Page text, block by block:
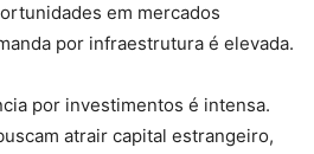
em mercados
por infraestrutura é elevada.
por investimentos é intensa.
atrair capital estrangeiro,